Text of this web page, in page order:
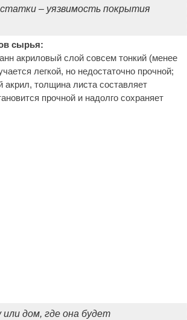
– уязвимость покрытия
сырья:
акриловый слой совсем тонкий (менее
легкой, но недостаточно прочной;
толщина листа составляет
прочной и надолго сохраняет
дом, где она будет